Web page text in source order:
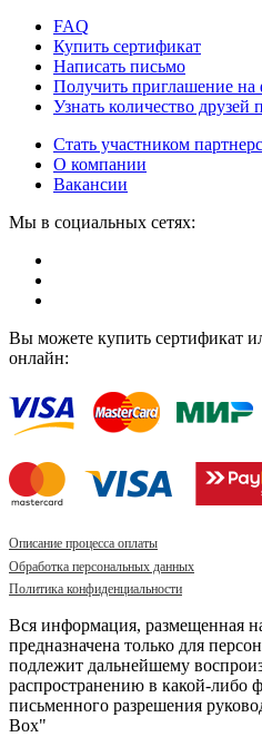
FAQ
Купить сертификат
Написать письмо
Получить приглашение на
Узнать количество друзей
Стать участником
О компании
Вакансии
Мы в социальных сетях:
Вы можете купить сертификат
онлайн:
Описание процесса оплаты
Обработка персональных данных
Политика конфиденциальности
Вся информация, размещенная
предназначена только для
подлежит дальнейшему
распространению в какой-либо
письменного разрешения
Box"